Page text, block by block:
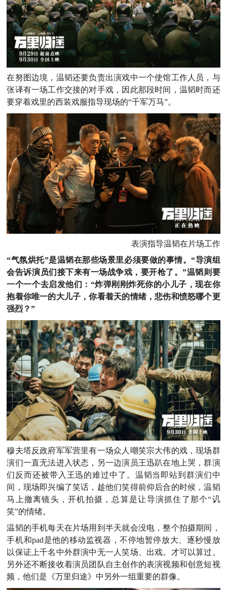
在努图边境，温韬还要负责出演戏中一个使馆工作人员，与
张译有一场工作交接的对手戏，因此那段时间，温韬时而还
要穿着戏里的西装戏服指导现场的“千军万马”。
表演指导温韬在片场工作
“气氛烘托”是温韬在那些场景里必须要做的事情。“导演组
会告诉演员们接下来有一场战争戏，要开枪了。”温韬则要
一个一个去启发他们：“炸弹刚刚炸死你的小儿子，现在你
抱着你唯一的大儿子，你看着天的情绪，悲伤和愤怒哪个更
强烈？”
穆夫塔反政府军军营里有一场众人嘲笑宗大伟的戏，现场群
演们一直无法进入状态，另一边演员王迅趴在地上哭，群演
们反而还被带入王迅的难过中了。温韬当即站到群演们中
间，现场即兴编了笑话，趁他们笑得前仰后合的时候，温韬
马上撤离镜头，开机拍摄，总算是让导演抓住了那个“讥
笑”的情绪。
温韬的手机每天在片场用到半天就会没电，整个拍摄期间，
手机和pad是他的移动监视器，不停地暂停放大、逐秒慢放
以保证上千名中外群演中无一人笑场、出戏。才可以算过。
另外还不断接收着演员团队自主创作的表演视频和创意短视
频，他们是《万里归途》中另外一组重要的群像。